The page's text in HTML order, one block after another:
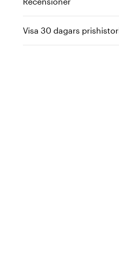
Visa 30 dagars